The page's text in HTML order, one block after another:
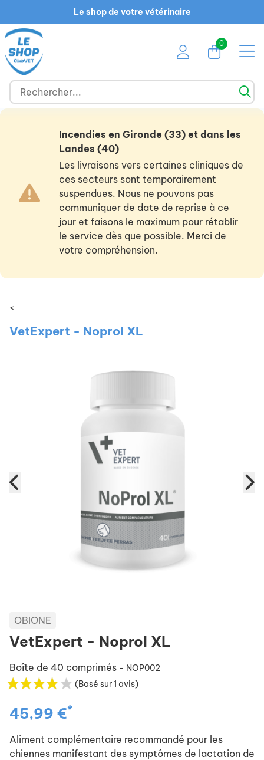
Le shop de votre vétérinaire
0
Incendies en Gironde (33) et dans les
Landes (40)
Les livraisons vers certaines cliniques de
ces secteurs sont temporairement
suspendues. Nous ne pouvons pas
communiquer de date de reprise à ce
jour et faisons le maximum pour rétablir
le service dès que possible. Merci de
votre compréhension.
<
VetExpert - Noprol XL
OBIONE
VetExpert - Noprol XL
Boîte de 40 comprimés - NOP002
(Basé sur 1 avis)
45,99 €*
Aliment complémentaire recommandé pour les
chiennes manifestant des symptômes de lactation de